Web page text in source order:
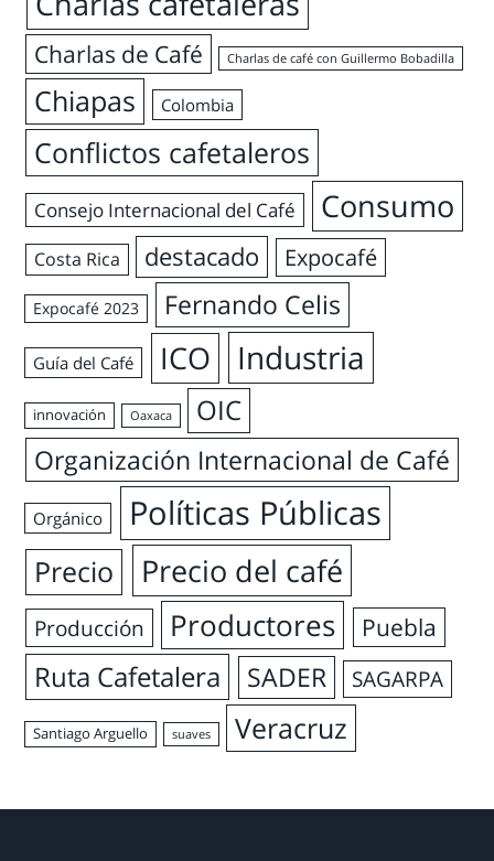
Charlas de Café Charlas de café con Guillermo Bobadilla
Chiapas Colombia
Conflictos cafetaleros
Consejo Internacional del Café Consumo
Costa Rica destacado Expocafé
Expocafé 2023 Fernando Celis
Guía del Café ICO Industria
innovación Oaxaca
OIC
Organización Internacional de Café
Orgánico Políticas Públicas
Precio Precio del café
Producción Productores Puebla
Ruta Cafetalera SADER SAGARPA
Santiago Arguello suaves Veracruz